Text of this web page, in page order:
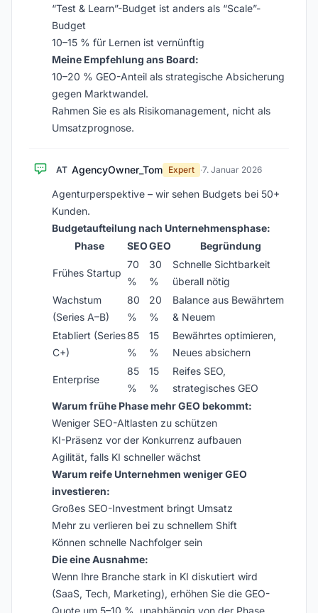
“Test & Learn”-Budget ist anders als “Scale”-
Budget
10–15 % für Lernen ist vernünftig
Meine Empfehlung ans Board:
10–20 % GEO-Anteil als strategische Absicherung
gegen Marktwandel.
Rahmen Sie es als Risikomanagement, nicht als
Umsatzprognose.
AT AgencyOwner_Tom Expert ·7. Januar 2026
Agenturperspektive – wir sehen Budgets bei 50+
Kunden.
Budgetaufteilung nach Unternehmensphase:
Phase
SEOGEO Begründung
Frühes Startup
70
%
30
%
Schnelle Sichtbarkeit
überall nötig
Wachstum
(Series A–B)
80
%
20
%
Balance aus Bewährtem
& Neuem
Etabliert (Series
C+)
85
%
15
%
Bewährtes optimieren,
Neues absichern
Enterprise
85
%
15
%
Reifes SEO,
strategisches GEO
Warum frühe Phase mehr GEO bekommt:
Weniger SEO-Altlasten zu schützen
KI-Präsenz vor der Konkurrenz aufbauen
Agilität, falls KI schneller wächst
Warum reife Unternehmen weniger GEO
investieren:
Großes SEO-Investment bringt Umsatz
Mehr zu verlieren bei zu schnellem Shift
Können schnelle Nachfolger sein
Die eine Ausnahme:
Wenn Ihre Branche stark in KI diskutiert wird
(SaaS, Tech, Marketing), erhöhen Sie die GEO-
Quote um 5–10 %, unabhängig von der Phase.